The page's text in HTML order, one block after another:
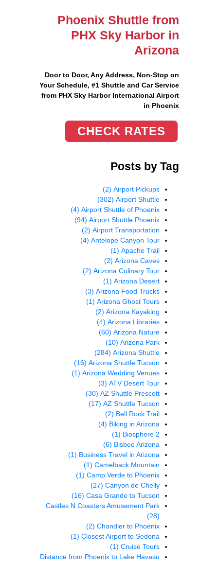
Phoenix Shuttle from
PHX Sky Harbor in
Arizona
Door to Door, Any Address, Non-Stop on
Your Schedule, #1 Shuttle and Car Service
from PHX Sky Harbor International Airport
in Phoenix
CHECK RATES
Posts by Tag
Airport Pickups
(2)
Airport Shuttle
(302)
Airport Shuttle of Phoenix
(4)
Airport Shuttle Phoenix
(94)
Airport Transportation
(2)
Antelope Canyon Tour
(4)
Apache Trail
(1)
Arizona Caves
(2)
Arizona Culinary Tour
(2)
Arizona Desert
(1)
Arizona Food Trucks
(3)
Arizona Ghost Tours
(1)
Arizona Kayaking
(2)
Arizona Libraries
(4)
Arizona Nature
(60)
Arizona Park
(10)
Arizona Shuttle
(284)
Arizona Shuttle Tucson
(16)
Arizona Wedding Venues
(1)
ATV Desert Tour
(3)
AZ Shuttle Prescott
(30)
AZ Shuttle Tucson
(17)
Bell Rock Trail
(2)
Biking in Arizona
(4)
Biosphere 2
(1)
Bisbee Arizona
(6)
Business Travel in Arizona
(1)
Camelback Mountain
(1)
Camp Verde to Phoenix
(1)
Canyon de Chelly
(27)
Casa Grande to Tucson
(16)
Castles N Coasters Amusement Park
(28)
Chandler to Phoenix
(2)
Closest Airport to Sedona
(1)
Cruise Tours
(1)
Distance from Phoenix to Lake Havasu